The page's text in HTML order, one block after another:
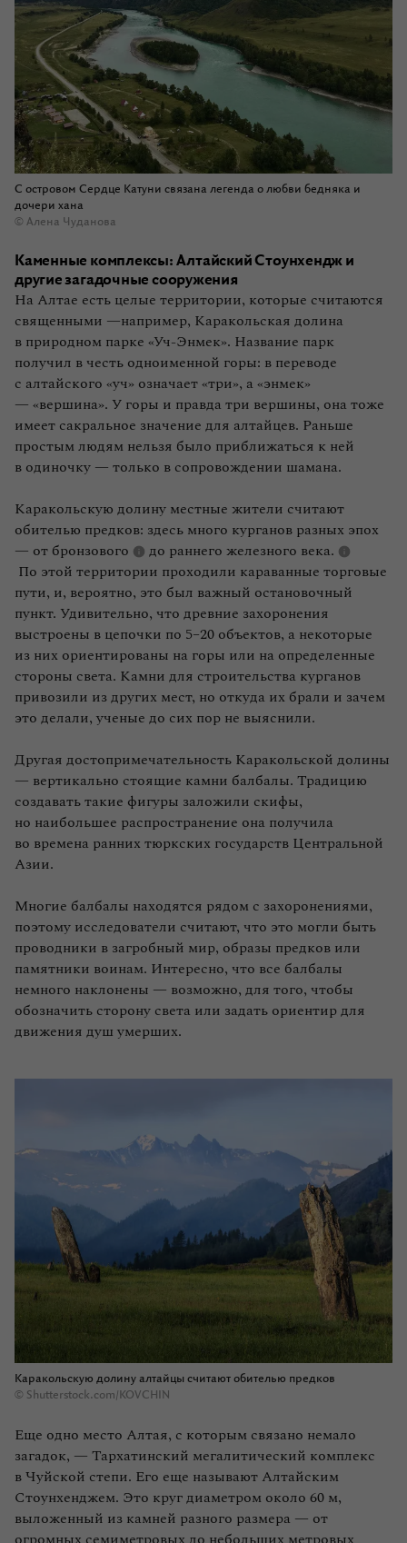
С островом Сердце Катуни связана легенда о любви бедняка и
дочери хана
© Алена Чуданова
Каменные комплексы: Алтайский Стоунхендж и
другие загадочные сооружения
На Алтае есть целые территории, которые считаются
священными —например, Каракольская долина
в природном парке «Уч‑Энмек». Название парк
получил в честь одноименной горы: в переводе
с алтайского «уч» означает «три», а «энмек»
— «вершина». У горы и правда три вершины, она тоже
имеет сакральное значение для алтайцев. Раньше
простым людям нельзя было приближаться к ней
в одиночку — только в сопровождении шамана.
Каракольскую долину местные жители считают
обителью предков: здесь много курганов разных эпох
— от бронзового до раннего железного века.
По этой территории проходили караванные торговые
пути, и, вероятно, это был важный остановочный
пункт. Удивительно, что древние захоронения
выстроены в цепочки по 5–20 объектов, а некоторые
из них ориентированы на горы или на определенные
стороны света. Камни для строительства курганов
привозили из других мест, но откуда их брали и зачем
это делали, ученые до сих пор не выяснили.
Другая достопримечательность Каракольской долины
— вертикально стоящие камни балбалы. Традицию
создавать такие фигуры заложили скифы,
но наибольшее распространение она получила
во времена ранних тюркских государств Центральной
Азии.
Многие балбалы находятся рядом с захоронениями,
поэтому исследователи считают, что это могли быть
проводники в загробный мир, образы предков или
памятники воинам. Интересно, что все балбалы
немного наклонены — возможно, для того, чтобы
обозначить сторону света или задать ориентир для
движения душ умерших.
Каракольскую долину алтайцы считают обителью предков
© Shutterstock.com/KOVCHIN
Еще одно место Алтая, с которым связано немало
загадок, — Тархатинский мегалитический комплекс
в Чуйской степи. Его еще называют Алтайским
Стоунхенджем. Это круг диаметром около 60 м,
выложенный из камней разного размера — от